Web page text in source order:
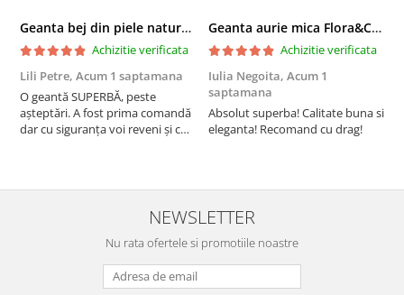
Geanta bej din piele naturala 8966 123
Achizitie verificata
Lili Petre, Acum 1 saptamana
O geantă SUPERBĂ, peste
așteptări. A fost prima comandă
dar cu siguranța voi reveni și cu
doua zi). RECOMAND SOFILINE!!!
Geanta aurie mica Flora&CO Paris H6930 16
Achizitie verificata
Iulia Negoita, Acum 1
saptamana
Absolut superba! Calitate buna si
eleganta! Recomand cu drag!
NEWSLETTER
Nu rata ofertele si promotiile noastre